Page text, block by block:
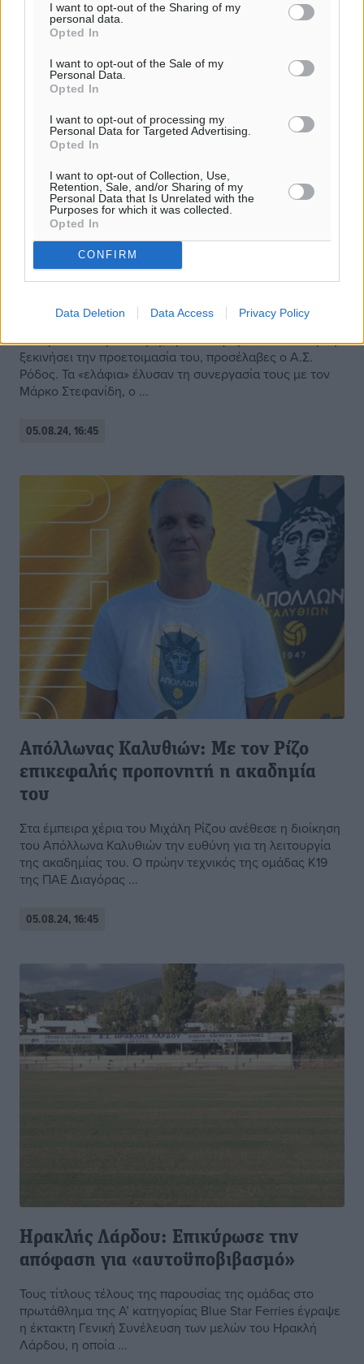
I want to opt-out of the Sharing of my
personal data.
Opted In
I want to opt-out of the Sale of my
Personal Data.
Opted In
I want to opt-out of processing my
Personal Data for Targeted Advertising.
Opted In
I want to opt-out of Collection, Use,
Retention, Sale, and/or Sharing of my
Personal Data that Is Unrelated with the
Purposes for which it was collected.
Opted In
CONFIRM
Data Deletion Data Access Privacy Policy
Α.Σ. Ρόδος: Τζίμας… ο τρίτος του
καλοκαιριού
Τον τρίτο του προπονητή, πριν καν φύγει το καλοκαίρι ή
ξεκινήσει την προετοιμασία του, προσέλαβες ο Α.Σ.
Ρόδος. Τα «ελάφια» έλυσαν τη συνεργασία τους με τον
Μάρκο Στεφανίδη, ο ...
05.08.24, 16:45
Απόλλωνας Καλυθιών: Με τον Ρίζο
επικεφαλής προπονητή η ακαδημία
του
Στα έμπειρα χέρια του Μιχάλη Ρίζου ανέθεσε η διοίκηση
του Απόλλωνα Καλυθιών την ευθύνη για τη λειτουργία
της ακαδημίας του. Ο πρώην τεχνικός της ομάδας Κ19
της ΠΑΕ Διαγόρας ...
05.08.24, 16:45
Ηρακλής Λάρδου: Επικύρωσε την
απόφαση για «αυτοϋποβιβασμό»
Τους τίτλους τέλους της παρουσίας της ομάδας στο
πρωτάθλημα της Α’ κατηγορίας Blue Star Ferries έγραψε
η έκτακτη Γενική Συνέλευση των μελών του Ηρακλή
Λάρδου, η οποία ...